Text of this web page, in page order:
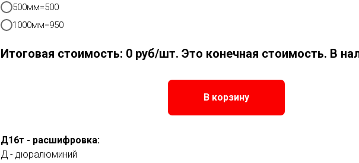
500мм=500
1000мм=950
Итоговая стоимость: 0 руб/шт. Это конечная стоимость. В
В корзину
Д16т - расшифровка:
Д - дюралюминий